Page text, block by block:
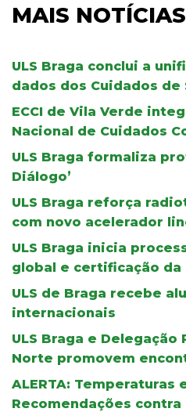
MAIS NOTÍCIAS
ULS Braga conclui a
dados dos Cuidados de
ECCI de Vila Verde
Nacional de Cuidados
ULS Braga formaliza
Diálogo’
ULS Braga reforça
com novo acelerador
ULS Braga inicia
global e certificação da
ULS de Braga recebe
internacionais
ULS Braga e Delegação
Norte promovem
ALERTA: Temperaturas
Recomendações contra